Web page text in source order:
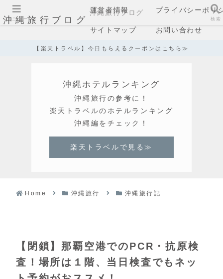
沖縄旅行ブログ
運営者情報 プライバシーポリ
サイトマップ お問い合わせ
【楽天トラベル】今日もらえるクーポンはこちら≫
沖縄ホテルランキング
沖縄旅行の参考に！
楽天トラベルのホテルランキング
沖縄編をチェック！
楽天トラベルで見る≫
Home 沖縄旅行 沖縄旅行記
【閉鎖】那覇空港でのPCR・抗原検
査！場所は１階、当日検査でもネッ
メニュー
沖縄旅行ブログ
検索